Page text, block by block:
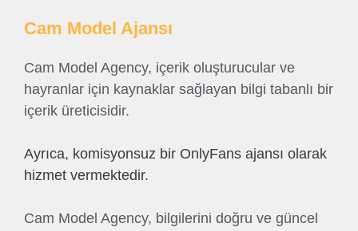
Cam Model Ajansı
Cam Model Agency, içerik oluşturucular ve
hayranlar için kaynaklar sağlayan bilgi tabanlı bir
içerik üreticisidir.
Ayrıca, komisyonsuz bir OnlyFans ajansı olarak
hizmet vermektedir.
Cam Model Agency, bilgilerini doğru ve güncel